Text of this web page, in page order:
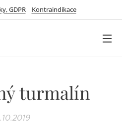
GDPR Kontraindikace
turmalín